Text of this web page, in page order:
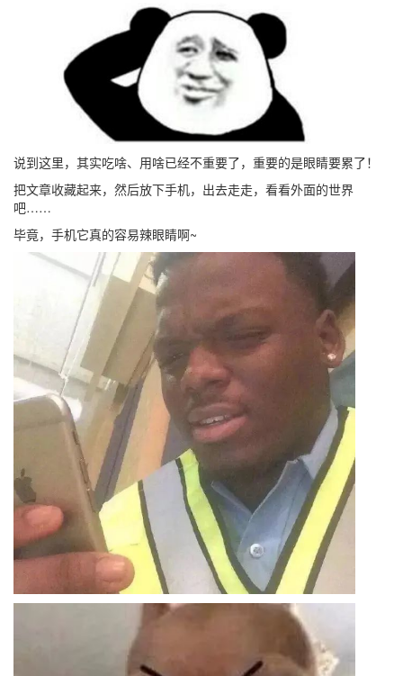
说到这里，其实吃啥、用啥已经不重要了，重要的是眼睛要累了！
把文章收藏起来，然后放下手机，出去走走，看看外面的世界
吧……
毕竟，手机它真的容易辣眼睛啊~